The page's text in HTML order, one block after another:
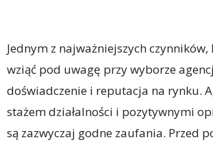
Jednym z najważniejszych
wziąć pod uwagę przy wyborze
doświadczenie i reputacja na rynku.
stażem działalności i pozytywnymi
są zazwyczaj godne zaufania. Przed